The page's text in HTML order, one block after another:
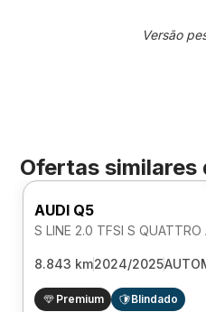
Versão
Ofertas similares
AUDI Q5
S LINE 2.0 TFSI S
8.843 km2024/2025
Premium Blindado